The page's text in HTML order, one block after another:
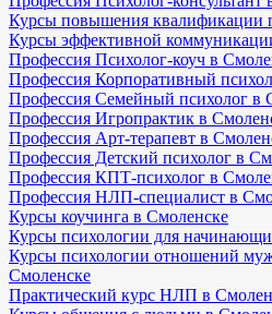
Курсы повышения квалификации
Курсы эффективной
Профессия Психолог-коуч в
Профессия Корпоративный
Профессия Семейный психолог в
Профессия Игропрактик в
Профессия Арт-терапевт в
Профессия Детский психолог в
Профессия КПТ-психолог в
Профессия НЛП-специалист в
Курсы коучинга в Смоленске
Курсы психологии для
Курсы психологии отношений
Смоленске
Практический курс НЛП в